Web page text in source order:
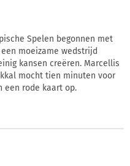
Spelen begonnen met
moeizame wedstrijd
kansen creëren. Marcellis
mocht tien minuten voor
een rode kaart op.